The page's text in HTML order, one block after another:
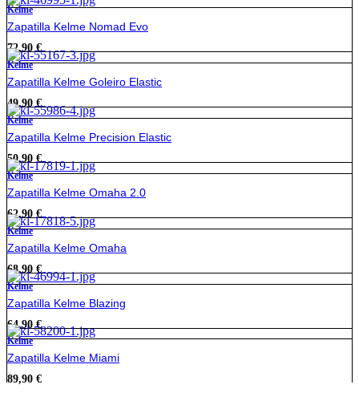
Kelme
Zapatilla Kelme Nomad Evo
72,90€
Kelme
Zapatilla Kelme Goleiro Elastic
49,90€
Kelme
Zapatilla Kelme Precision Elastic
50,90 €
Kelme
Zapatilla Kelme Omaha 2.0
62,90 €
Kelme
Zapatilla Kelme Omaha
68,90 €
Kelme
Zapatilla Kelme Blazing
64,90€
Kelme
Zapatilla Kelme Miami
89,90 €